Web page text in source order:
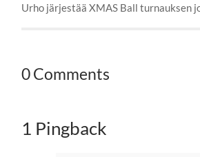
Urho järjestää XMAS Ball turnauksen
0 Comments
1 Pingback